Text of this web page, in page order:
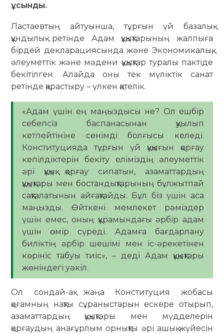
ұсынды.
Ластаевтың айтуынша, тұрғын үй базалық
құндылық ретінде Адам құқықтарының жалпыға
бірдей декларациясында және Экономикалық,
әлеуметтік және мәдени құқықтар туралы пактіде
бекітілген. Алайда оны тек мүліктік санат
ретінде қарастыру – үлкен қателік.
«Адам үшін ең маңыздысы не? Ол ешбір
себепсіз баспанасынан қуылып
кетпейтініне сенімді болғысы келеді.
Конституцияда тұрғын үй құқығын қорғау
кепілдіктерін бекіту еліміздің әлеуметтік
әрі құқық қорғау сипатын, азаматтардың
құқықтары мен бостандықтарының бұлжытпай
сақталатынын айғақтайды. Бұл біз үшін аса
маңызды. Өйткені мемлекет рәміздер
үшін емес, оның құрамындағы әрбір адам
үшін өмір сүреді. Адамға бағдарлану
биліктің әрбір шешімі мен іс-әрекетінен
көрініс табуы тиіс», – деді Адам құқықтары
жөніндегі уәкіл.
Ол сондай-ақ жаңа Конституция жобасы
қоғамның нақты сұраныстарын ескере отырып,
азаматтардың құқықтары мен мүдделерін
қорғаудың анағұрлым орнықты әрі ашық жүйесін